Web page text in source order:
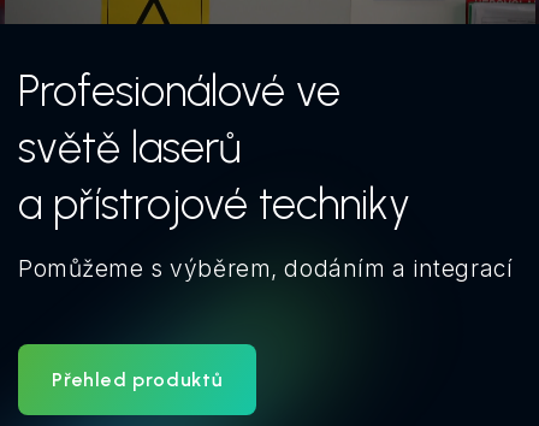
Profesionálové ve
světě laserů
a přístrojové techniky
Pomůžeme s výběrem, dodáním a integrací
Přehled produktů